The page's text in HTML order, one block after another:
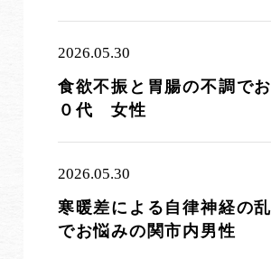
2026.05.30
食欲不振と胃腸の不調で
０代 女性
2026.05.30
寒暖差による自律神経の
でお悩みの関市内男性